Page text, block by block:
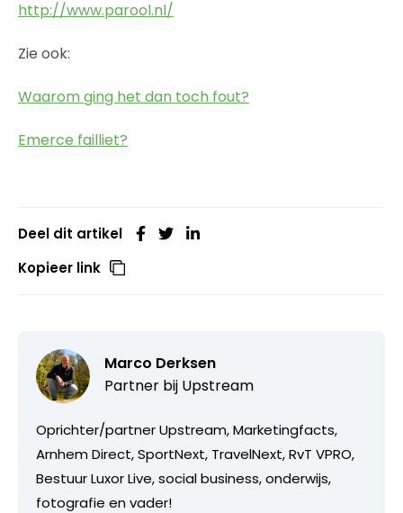
http://www.parool.nl/
Zie ook:
Waarom ging het dan toch fout?
Emerce failliet?
Deel dit artikel
Kopieer link
Marco Derksen
Partner bij Upstream
Oprichter/partner Upstream, Marketingfacts,
Arnhem Direct, SportNext, TravelNext, RvT VPRO,
Bestuur Luxor Live, social business, onderwijs,
fotografie en vader!